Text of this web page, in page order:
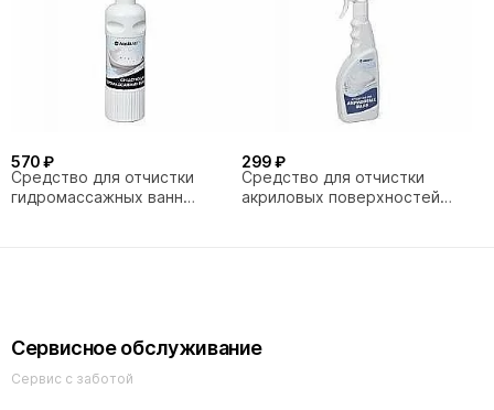
570 ₽
Средство для отчистки
гидромассажных ванн
299 ₽
Средство для отчистки
акриловых поверхностей
Сервисное обслуживание
Сервис с заботой